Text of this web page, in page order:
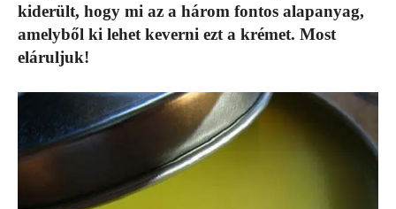
kiderült, hogy mi az a három fontos alapanyag,
amelyből ki lehet keverni ezt a krémet. Most
eláruljuk!